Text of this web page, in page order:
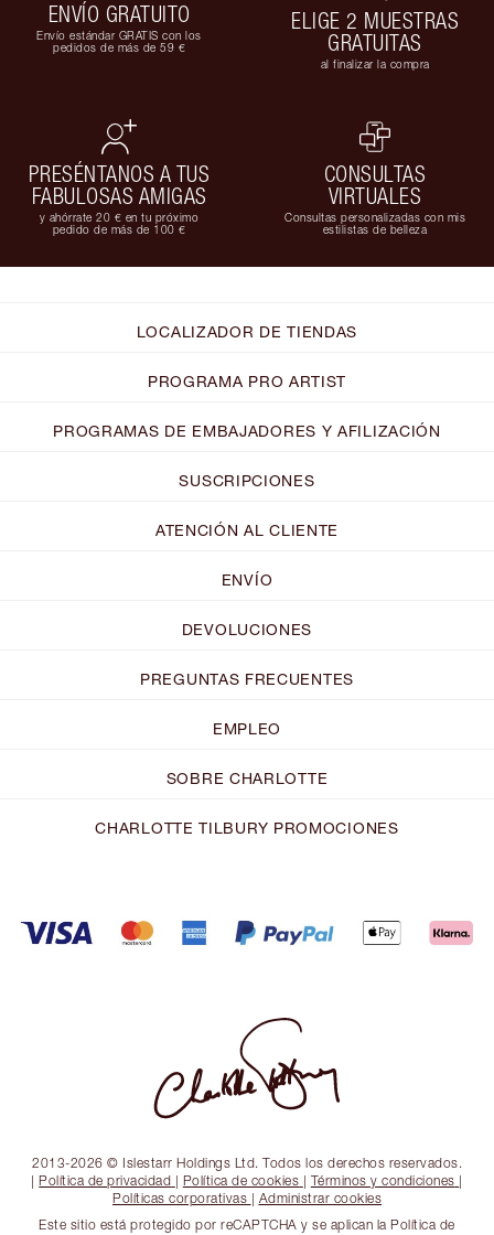
ENVÍO GRATUITO
Envío estándar GRATIS con los
pedidos de más de 59 €
ELIGE 2 MUESTRAS
GRATUITAS
al finalizar la compra
PRESÉNTANOS A TUS
FABULOSAS AMIGAS
y ahórrate 20 € en tu próximo
pedido de más de 100 €
CONSULTAS
VIRTUALES
Consultas personalizadas con mis
estilistas de belleza
LOCALIZADOR DE TIENDAS
PROGRAMA PRO ARTIST
PROGRAMAS DE EMBAJADORES Y AFILIZACIÓN
SUSCRIPCIONES
ATENCIÓN AL CLIENTE
ENVÍO
DEVOLUCIONES
PREGUNTAS FRECUENTES
EMPLEO
SOBRE CHARLOTTE
CHARLOTTE TILBURY PROMOCIONES
2013-2026 © Islestarr Holdings Ltd. Todos los derechos reservados.
| Política de privacidad | Política de cookies | Términos y condiciones |
Políticas corporativas | Administrar cookies
Este sitio está protegido por reCAPTCHA y se aplican la Política de